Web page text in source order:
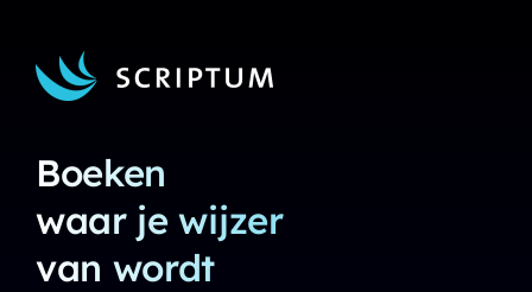
Boeken
waar je wijzer
van wordt